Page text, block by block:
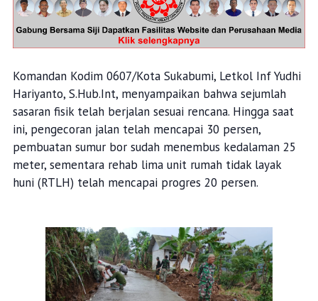
Komandan Kodim 0607/Kota Sukabumi, Letkol Inf Yudhi
Hariyanto, S.Hub.Int, menyampaikan bahwa sejumlah
sasaran fisik telah berjalan sesuai rencana. Hingga saat
ini, pengecoran jalan telah mencapai 30 persen,
pembuatan sumur bor sudah menembus kedalaman 25
meter, sementara rehab lima unit rumah tidak layak
huni (RTLH) telah mencapai progres 20 persen.